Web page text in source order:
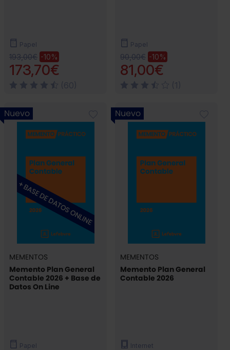
Papel
193,00€ -10%
173,70€
Papel
90,00€ -10%
81,00€
Nuevo
MEMENTOS
Memento Plan General
Contable 2026 + Base de
Datos On Line
Papel
Nuevo
MEMENTOS
Memento Plan General
Contable 2026
Internet